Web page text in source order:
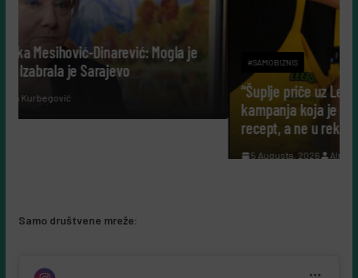
je
#SAMOBIZNIS
“Šuplje priče uz Leerdammer”: marketinška
kampanja koja je fudbalsku groznicu pretvorila u
Almir Kurbegović